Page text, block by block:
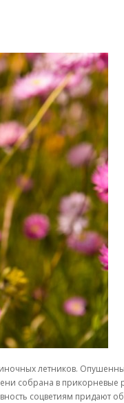
летников.
собрана в прикорневые
соцветиям